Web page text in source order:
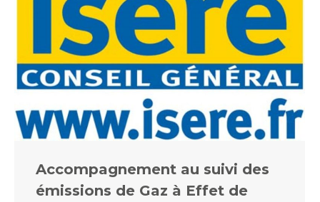
Accompagnement au suivi des
émissions de Gaz à Effet de